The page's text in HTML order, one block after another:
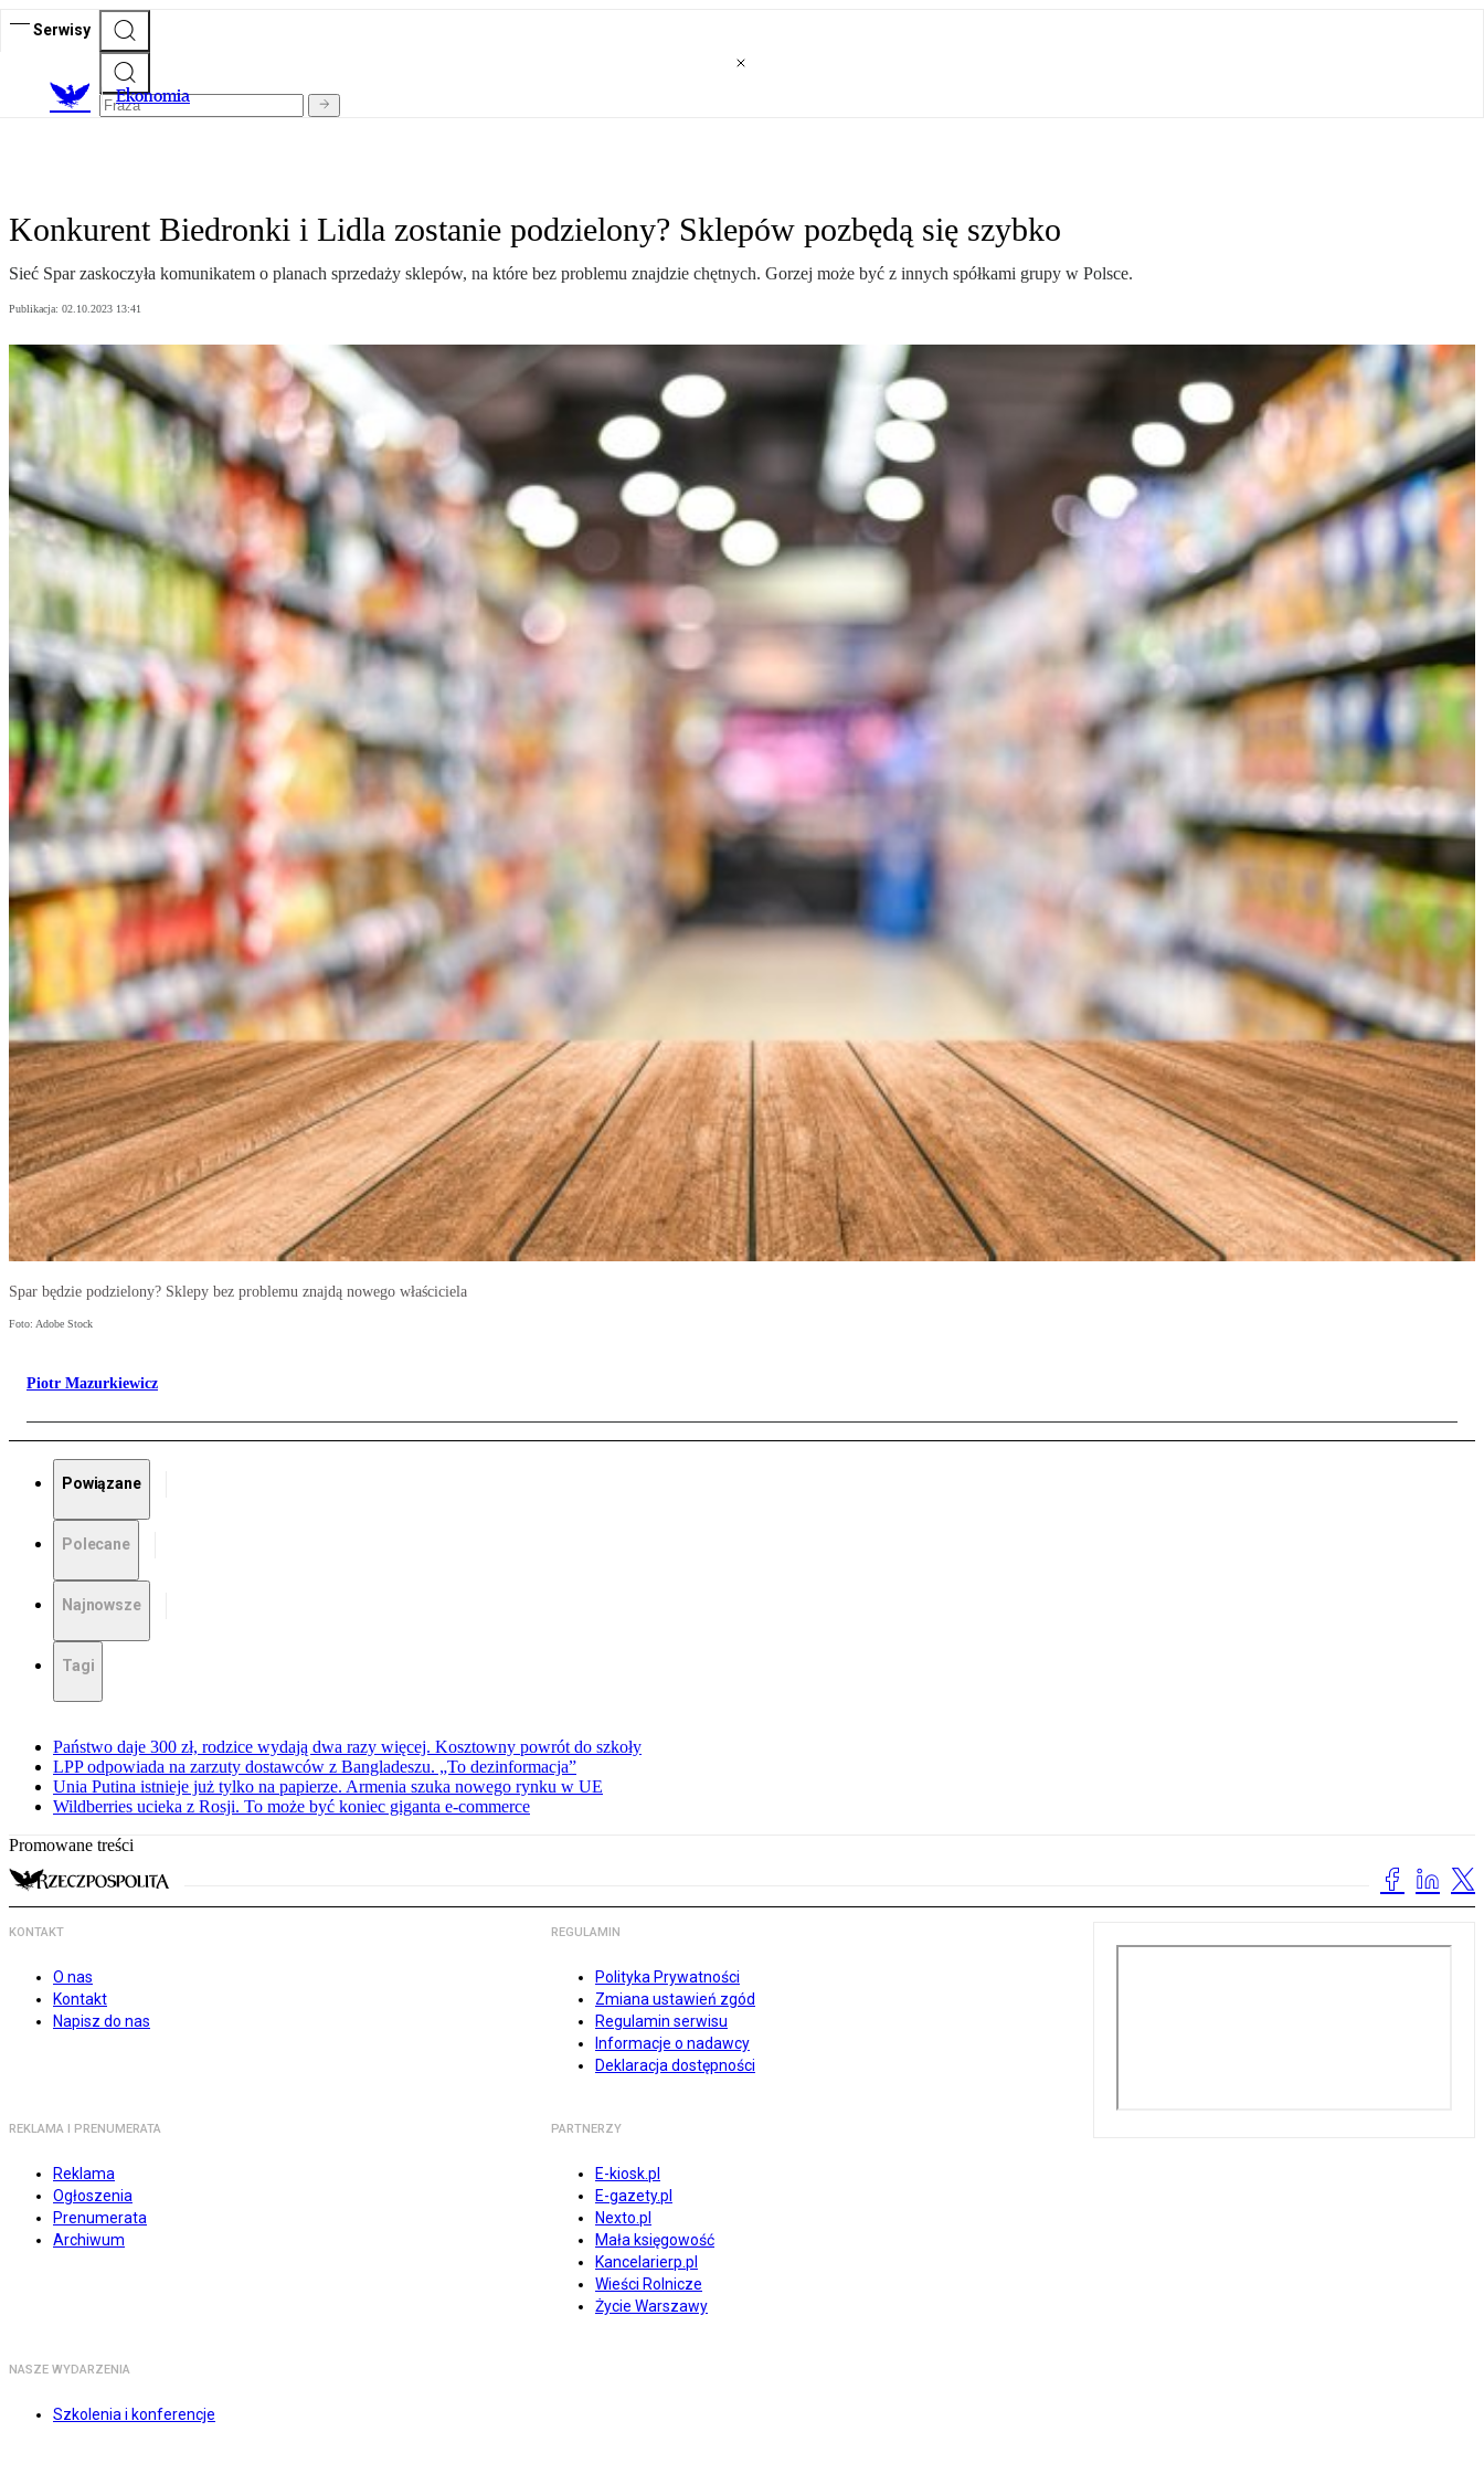
Serwisy
Ekonomia
Konkurent Biedronki i Lidla zostanie podzielony? Sklepów pozbędą się szybko
Sieć Spar zaskoczyła komunikatem o planach sprzedaży sklepów, na które bez problemu znajdzie chętnych. Gorzej może być z innych spółkami grupy w Polsce.
Publikacja: 02.10.2023 13:41
Spar będzie podzielony? Sklepy bez problemu znajdą nowego właściciela
Foto: Adobe Stock
Piotr Mazurkiewicz
Powiązane
Polecane
Najnowsze
Tagi
Państwo daje 300 zł, rodzice wydają dwa razy więcej. Kosztowny powrót do szkoły
LPP odpowiada na zarzuty dostawców z Bangladeszu. „To dezinformacja”
Unia Putina istnieje już tylko na papierze. Armenia szuka nowego rynku w UE
Wildberries ucieka z Rosji. To może być koniec giganta e-commerce
Promowane treści
KONTAKT
O nas
Kontakt
Napisz do nas
REGULAMIN
Polityka Prywatności
Zmiana ustawień zgód
Regulamin serwisu
Informacje o nadawcy
Deklaracja dostępności
REKLAMA I PRENUMERATA
Reklama
Ogłoszenia
Prenumerata
Archiwum
PARTNERZY
E-kiosk.pl
E-gazety.pl
Nexto.pl
Mała księgowość
Kancelarierp.pl
Wieści Rolnicze
Życie Warszawy
NASZE WYDARZENIA
Szkolenia i konferencje